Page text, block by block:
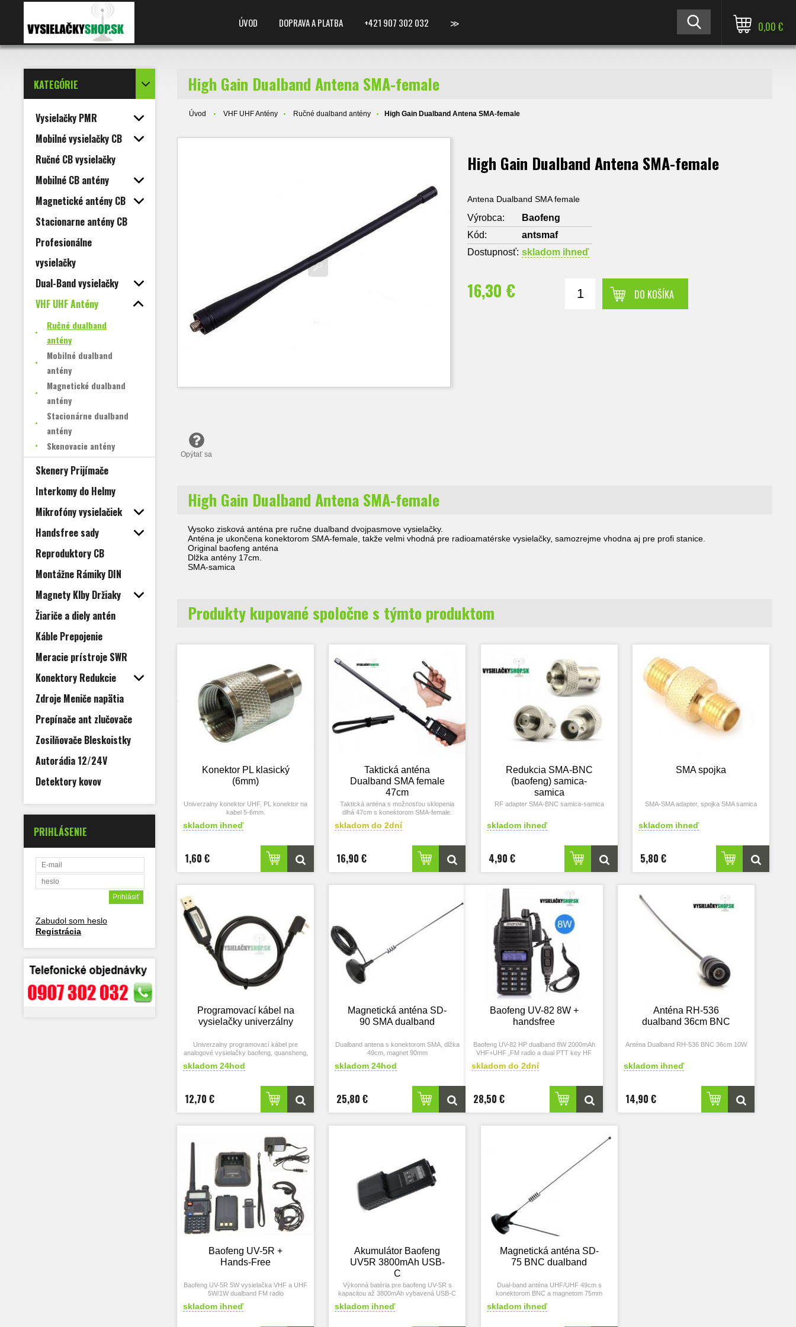
ÚVOD DOPRAVA A PLATBA +421 907 302 032 ≫ 0,00 €
KATEGÓRIE
Vysielačky PMR
Mobilné vysielačky CB
Ručné CB vysielačky
Mobilné CB antény
Magnetické antény CB
Stacionarne antény CB
Profesionálne
vysielačky
Dual-Band vysielačky
VHF UHF Antény
Ručné dualband
antény
Mobilné dualband
antény
Magnetické dualband
antény
Stacionárne dualband
antény
Skenovacie antény
Skenery Prijímače
Interkomy do Helmy
Mikrofóny vysielačiek
Handsfree sady
Reproduktory CB
Montážne Rámiky DIN
Magnety Klby Držiaky
Žiariče a diely antén
Káble Prepojenie
Meracie prístroje SWR
Konektory Redukcie
Zdroje Meniče napätia
Prepínače ant zlučovače
Zosilňovače Bleskoistky
Autorádia 12/24V
Detektory kovov
PRIHLÁSENIE
Zabudol som heslo
Registrácia
High Gain Dualband Antena SMA-female
Úvod VHF UHF Antény Ručné dualband antény High Gain Dualband Antena SMA-female
High Gain Dualband Antena SMA-female
Antena Dualband SMA female
Výrobca:
Baofeng
Kód:
antsmaf
Dostupnosť: skladom ihneď
16,30 € DO KOŠÍKA
Opýtať sa
High Gain Dualband Antena SMA-female
Vysoko zisková anténa pre ručne dualband dvojpasmove vysielačky.
Anténa je ukončena konektorom SMA-female, takže velmi vhodná pre radioamatérske vysielačky, samozrejme vhodna aj pre profi stanice.
Original baofeng anténa
Dlžka antény 17cm.
SMA-samica
Produkty kupované spoločne s týmto produktom
Konektor PL klasický
(6mm)
Univerzalny konektor UHF, PL konektor na
kabel 5-6mm.
Konektor PL na kábel RG58 / H155
skladom ihneď
1,60 €
Taktická anténa
Dualband SMA female
47cm
Taktická anténa s možnosťou sklopenia
dlhá 47cm s konektorom SMA-female.
skladom do 2dní
16,90 €
Redukcia SMA-BNC
(baofeng) samica-
samica
RF adapter SMA-BNC samica-samica
skladom ihneď
4,90 €
SMA spojka
SMA-SMA adapter, spojka SMA samica
skladom ihneď
5,80 €
Programovací kábel na
vysielačky univerzálny
Univerzalny programovací kábel pre
analogové vysielačky baofeng, quansheng,
skladom 24hod
12,70 €
Magnetická anténa SD-
90 SMA dualband
Dualband antena s konektorom SMA, dlžka
49cm, magnet 90mm
skladom 24hod
25,80 €
Baofeng UV-82 8W +
handsfree
Baofeng UV-82 HP dualband 8W 2000mAh
VHF+UHF ,FM radio a dual PTT key HF
skladom do 2dní
28,50 €
Anténa RH-536
dualband 36cm BNC
Anténa Dualband RH-536 BNC 36cm 10W
skladom ihneď
14,90 €
Baofeng UV-5R +
Hands-Free
Baofeng UV-5R 5W vysielačka VHF a UHF
5W/1W dualband FM radio
skladom ihneď
Akumulátor Baofeng
UV5R 3800mAh USB-
C
Výkonná batéria pre baofeng UV-5R s
kapacitou až 3800mAh vybavená USB-C
skladom ihneď
Magnetická anténa SD-
75 BNC dualband
Dual-band anténa UHF/UHF 49cm s
konektorom BNC a magnetom 75mm
skladom ihneď